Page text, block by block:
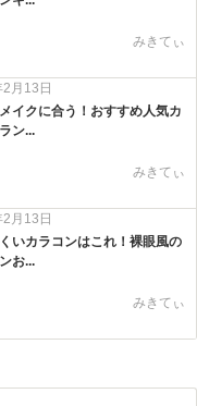
みきてぃ
月13日
イクに合う！おすすめ人気カ
ン...
みきてぃ
月13日
いカラコンはこれ！裸眼風の
お...
みきてぃ